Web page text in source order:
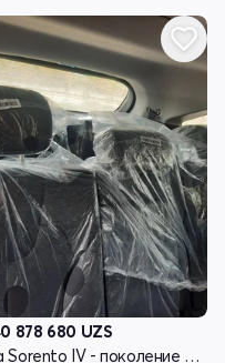
878 680 UZS
Kia Sorento IV - поколение рестайлинг